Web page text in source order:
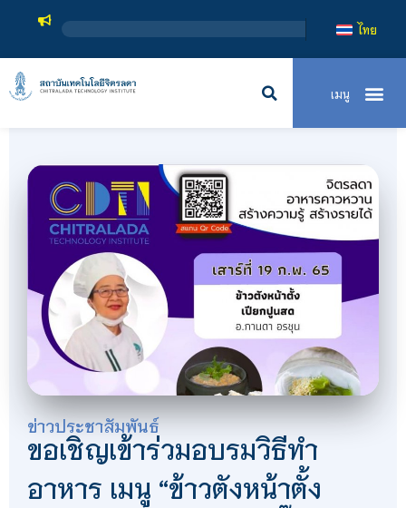
สถาบันเ
ไทย
ข่าวประชาสัมพันธ์
ขอเชิญเข้าร่วมอบรมวิธีทำ
อาหาร เมนู “ข้าวตังหน้าตั้ง